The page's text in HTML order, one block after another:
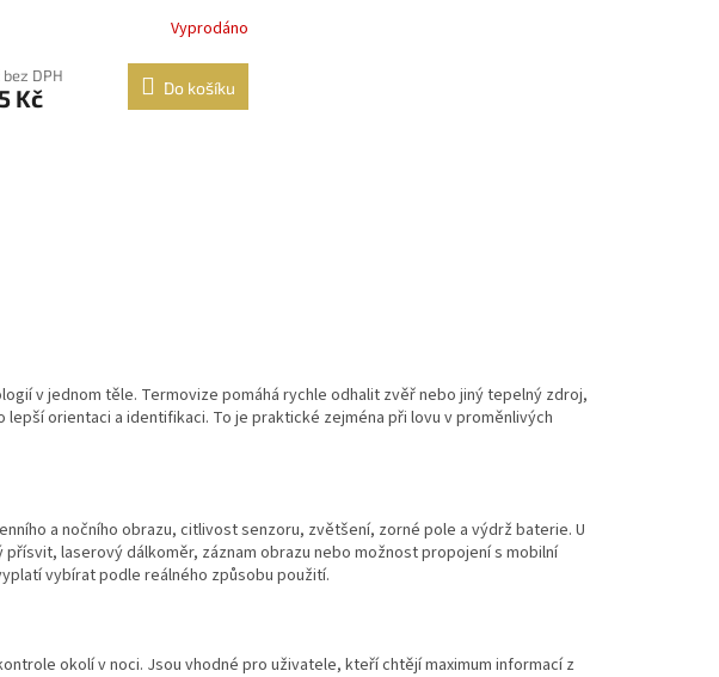
Vyprodáno
bez DPH
Kč Do košíku
c
í
k
y
v
ý
s
v jednom těle. Termovize pomáhá rychle odhalit zvěř nebo jiný tepelný zdroj,
orientaci a identifikaci. To je praktické zejména při lovu v proměnlivých
a nočního obrazu, citlivost senzoru, zvětšení, zorné pole a výdrž baterie. U
laserový dálkoměr, záznam obrazu nebo možnost propojení s mobilní
vybírat podle reálného způsobu použití.
okolí v noci. Jsou vhodné pro uživatele, kteří chtějí maximum informací z